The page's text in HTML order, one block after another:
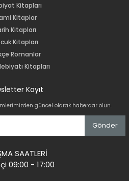
Kitapları
Kitaplar
Kitapları
Kitapları
Romanlar
Kitapları
Kayıt
güncel olarak haberdar olun.
Gönder
SAATLERİ
09:00 - 17:00